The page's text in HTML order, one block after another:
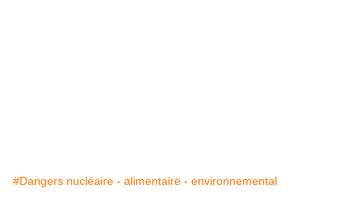
#Dangers nucléaire - alimentaire - environnemental